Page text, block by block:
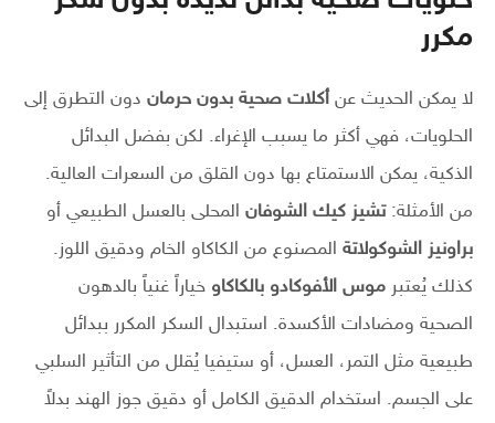
مكرر
لا يمكن الحديث عن أكلات صحية بدون حرمان دون التطرق إلى
الحلويات، فهي أكثر ما يسبب الإغراء. لكن بفضل البدائل
الذكية، يمكن الاستمتاع بها دون القلق من السعرات العالية.
من الأمثلة:تشيز كيك الشوفان المحلى بالعسل الطبيعي أو
براونيز الشوكولاتة المصنوع من الكاكاو الخام ودقيق اللوز.
كذلك يُعتبر موس الأفوكادو بالكاكاو خياراً غنياً بالدهون
الصحية ومضادات الأكسدة. استبدال السكر المكرر ببدائل
طبيعية مثل التمر، العسل، أو ستيفيا يُقلل من التأثير السلبي
على الجسم. استخدام الدقيق الكامل أو دقيق جوز الهند بدلاً